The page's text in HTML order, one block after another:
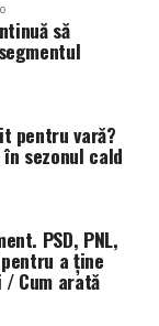
să
pentru vară?
sezonul cald
PSD, PNL,
a ține
Cum arată